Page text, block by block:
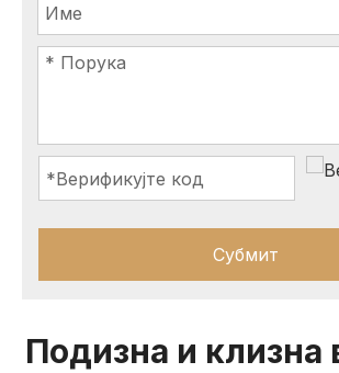
Субмит
Подизна и клизна